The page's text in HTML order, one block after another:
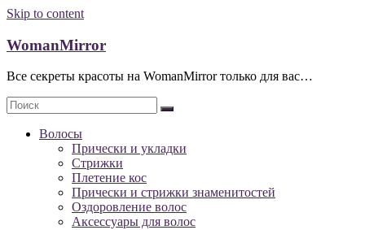
Skip to content
WomanMirror
Все секреты красоты на WomanMirror только для вас…
Волосы
Прически и укладки
Стрижки
Плетение кос
Прически и стрижки знаменитостей
Оздоровление волос
Аксессуары для волос